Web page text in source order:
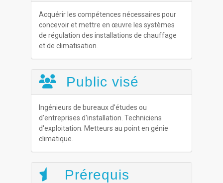
Acquérir les compétences nécessaires pour
concevoir et mettre en œuvre les systèmes
de régulation des installations de chauffage
et de climatisation.
Public visé
Ingénieurs de bureaux d'études ou
d'entreprises d'installation. Techniciens
d'exploitation. Metteurs au point en génie
climatique.
Prérequis